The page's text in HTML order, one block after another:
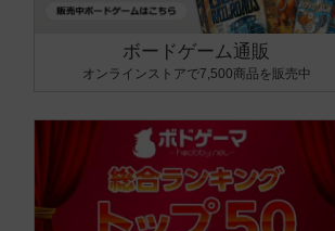
ボードゲーム通販
オンラインストアで7,500商品を販売中